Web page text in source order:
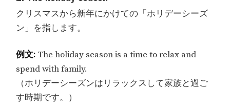
クリスマスから新年にかけての「ホリデーシーズ
ン」を指します。
例文: The holiday season is a time to relax and
spend with family.
（ホリデーシーズンはリラックスして家族と過ご
す時期です。）